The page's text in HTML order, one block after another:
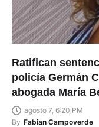
Ratifican
policía Germán
abogada María
agosto 7, 6:20 PM
By Fabian Campoverde